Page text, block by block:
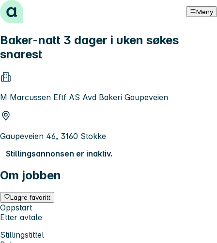
Hopp til innhold Meny
Baker-natt 3 dager i uken søkes
snarest
M Marcussen Eftf AS Avd Bakeri Gaupeveien
Gaupeveien 46, 3160 Stokke
Stillingsannonsen er inaktiv.
Om jobben
Lagre favoritt
Oppstart
Etter avtale
Stillingstittel